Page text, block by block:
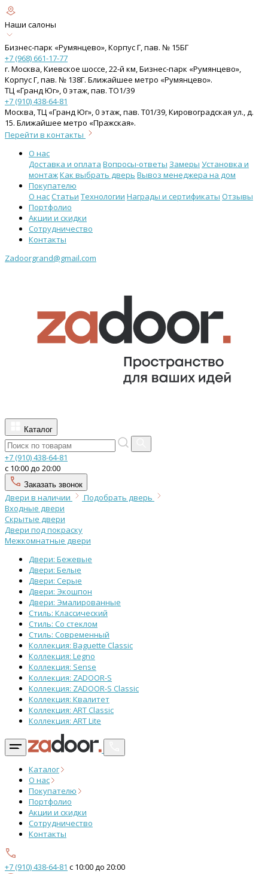
Наши салоны
Бизнес-парк «Румянцево», Корпус Г, пав. № 15БГ
+7 (968) 661-17-77
г. Москва, Киевское шоссе, 22-й км, Бизнес-парк «Румянцево»,
Корпус Г, пав. № 138Г. Ближайшее метро «Румянцево».
ТЦ «Гранд Юг», 0 этаж, пав. ТО1/39
+7 (910) 438-64-81
Москва, ТЦ «Гранд Юг», 0 этаж, пав. Т01/39, Кировоградская ул., д.
15. Ближайшее метро «Пражская».
Перейти в контакты
О нас
Доставка и оплата Вопросы-ответы Замеры Установка и
монтажКак выбрать дверь Вывоз менеджера на дом
Покупателю
О насСтатьи Технологии Награды и сертификаты Отзывы
Портфолио
Акции и скидки
Сотрудничество
Контакты
Zadoorgrand@gmail.com
Каталог
+7 (910) 438-64-81
с 10:00 до 20:00
Заказать звонок
Двери в наличии
Подобрать дверь
Входные двери
Скрытые двери
Двери под покраску
Межкомнатные двери
Двери: Бежевые
Двери: Белые
Двери: Серые
Двери: Экошпон
Двери: Эмалированные
Стиль: Классический
Стиль: Со стеклом
Стиль: Современный
Коллекция: Baguette Classic
Коллекция: Legno
Коллекция: Sense
Коллекция: ZADOOR-S
Коллекция: ZADOOR-S Classic
Коллекция: Квалитет
Коллекция: ART Classic
Коллекция: ART Lite
Каталог
О нас
Покупателю
Портфолио
Акции и скидки
Сотрудничество
Контакты
+7 (910) 438-64-81 с 10:00 до 20:00